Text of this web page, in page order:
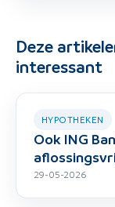
Deze
interessant
HYPOTHEKEN
Ook ING
29-05-2026